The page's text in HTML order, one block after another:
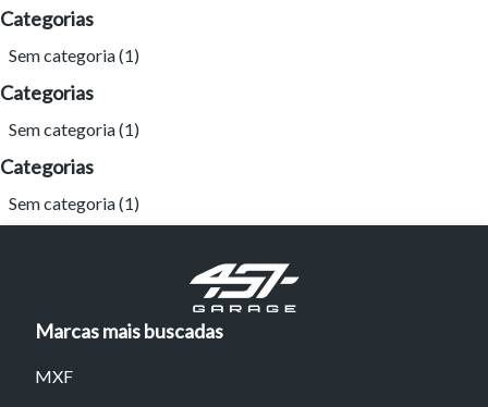
Tamanho do texto
Categorias
Sem categoria(1)
Categorias
Sem categoria(1)
Categorias
Sem categoria(1)
Marcas mais buscadas
MXF